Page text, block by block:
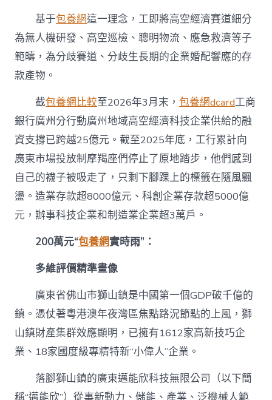
基于包養網這一理念，工即將高空經濟賽道細分
為無人機研發、高空巡檢、聰明物流、應急救濟等子
範疇，為分歧賽道、分歧生長期的企業婚配響應的存
款產物。
截包養網比較至2026年3月末，包養網dcard工商
銀行廣州分行動廣州地域高空經濟科技企業供給的融
資支撐已跨越25億元。截至2025年底，工行累計向
廣東市場投放制摩羯座們停止了原地踏步，他們感到
自己的襪子被吸走了，只剩下腳踝上的標籤在隨風飄
盪。造業存款超8000億元、科創企業存款超5000億
元，辦事科技企業和制造業企業超3萬戶。
200萬元“包養網實時雨”：
多維評價精準畫像
廣東省佛山市獅山鎮是中國第一個GDP破千億的
鎮。憑仗著粵港澳年夜灣區焦點路況節點的上風，獅
山鎮財產集群效應顯明，已擁有1612家高新技巧企
業、18家國度級專精特新“小偉人”企業。
落腳獅山鎮的廣東邁能欣科技無限公司（以下簡